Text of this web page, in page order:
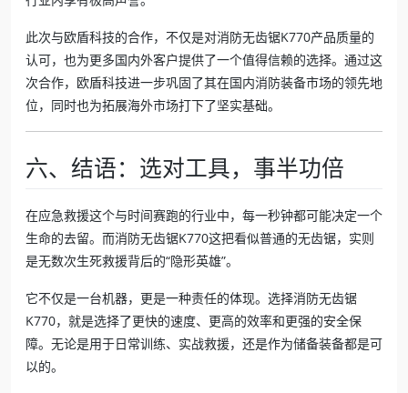
此次与欧盾科技的合作，不仅是对消防无齿锯K770产品质量的
认可，也为更多国内外客户提供了一个值得信赖的选择。通过这
次合作，欧盾科技进一步巩固了其在国内消防装备市场的领先地
位，同时也为拓展海外市场打下了坚实基础。
六、结语：选对工具，事半功倍
在应急救援这个与时间赛跑的行业中，每一秒钟都可能决定一个
生命的去留。而消防无齿锯K770这把看似普通的无齿锯，实则
是无数次生死救援背后的“隐形英雄”。
它不仅是一台机器，更是一种责任的体现。选择消防无齿锯
K770，就是选择了更快的速度、更高的效率和更强的安全保
障。无论是用于日常训练、实战救援，还是作为储备装备都是可
以的。